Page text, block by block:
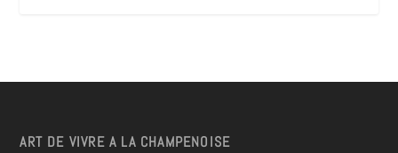
ART DE VIVRE A LA CHAMPENOISE